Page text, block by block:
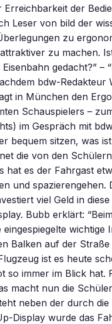
der
Leser von bild der
zu
zu machen.
gedacht?” –
bdw-Redakteur
in München den
Schauspielers –
im Gespräch mit
bequem sitzen, was
die von den
hat es der Fahrgast
und spazierengehen.
viel Geld in
Bubb erklärt:
wichtige
Balken auf der
ist es heute
so immer im Blick hat.
macht nun die
neben der durch die
Display wurde das